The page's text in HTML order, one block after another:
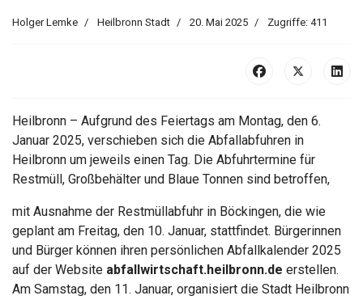
Holger Lemke Heilbronn Stadt 20. Mai 2025 Zugriffe: 411
Heilbronn – Aufgrund des Feiertags am Montag, den 6.
Januar 2025, verschieben sich die Abfallabfuhren in
Heilbronn um jeweils einen Tag. Die Abfuhrtermine für
Restmüll, Großbehälter und Blaue Tonnen sind betroffen,
mit Ausnahme der Restmüllabfuhr in Böckingen, die wie
geplant am Freitag, den 10. Januar, stattfindet. Bürgerinnen
und Bürger können ihren persönlichen Abfallkalender 2025
auf der Website abfallwirtschaft.heilbronn.de erstellen.
Am Samstag, den 11. Januar, organisiert die Stadt Heilbronn